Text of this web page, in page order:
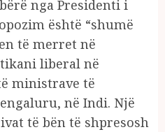
nga Presidenti i
është “shumë
të merret në
liberal në
ministrave të
në Indi. Një
të bën të shpresosh